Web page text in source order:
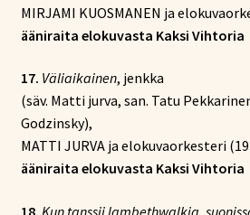
MIRJAMI KUOSMANEN ja
ääniraita elokuvasta Kaksi Vihtoria
17. Väliaikainen, jenkka
(säv. Matti jurva, san. Tatu
Godzinsky),
MATTI JURVA ja elokuvaorkesteri
ääniraita elokuvasta Kaksi Vihtoria
18. Kun tanssii lambethwalkia,